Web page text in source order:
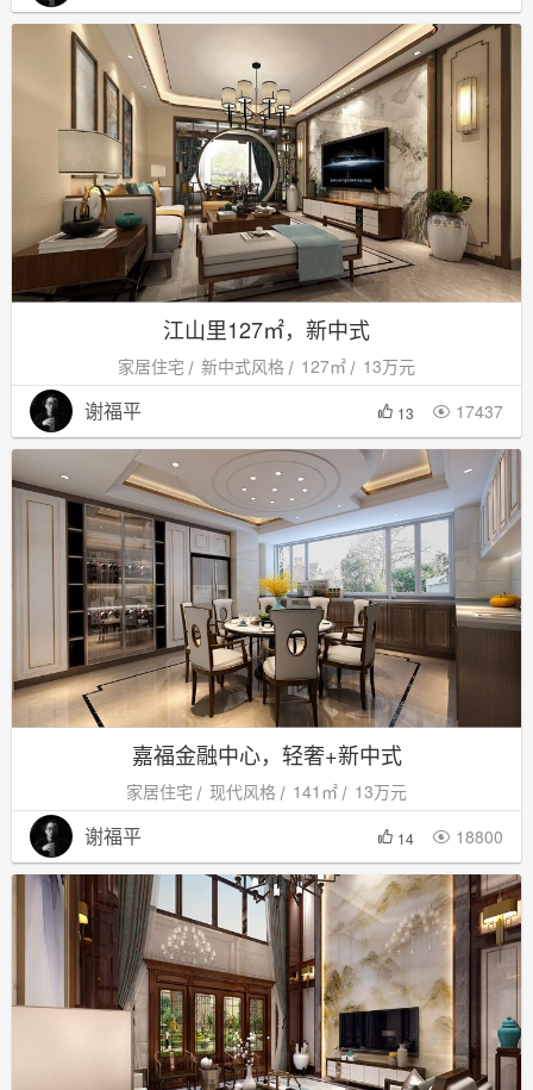
江山里127㎡，新中式
家居住宅 新中式风格 127㎡ 13万元
谢福平 13  17437
嘉福金融中心，轻奢+新中式
家居住宅 现代风格 141㎡ 13万元
谢福平 14  18800